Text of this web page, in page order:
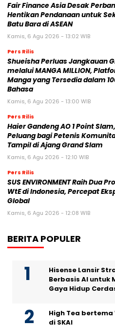
Fair Finance Asia Desak
Hentikan Pendanaan untuk
Batu Bara di ASEAN
Kamis, 6 Agu 2026 - 13:02 WIB
Pers Rilis
Shueisha Perluas Jangkauan
melalui MANGA MILLION,
Manga yang Tersedia dalam
Bahasa
Kamis, 6 Agu 2026 - 13:00 WIB
Pers Rilis
Haier Gandeng AO 1 Point
Peluang bagi Petenis
Tampil di Ajang Grand Slam
Kamis, 6 Agu 2026 - 12:10 WIB
Pers Rilis
SUS ENVIRONMENT Raih Dua
WtE di Indonesia, Percepat
Global
Kamis, 6 Agu 2026 - 12:08 WIB
BERITA POPULER
Hisense Lansir
Berbasis AI untuk
Gaya Hidup
High Tea bertema
di SKAI